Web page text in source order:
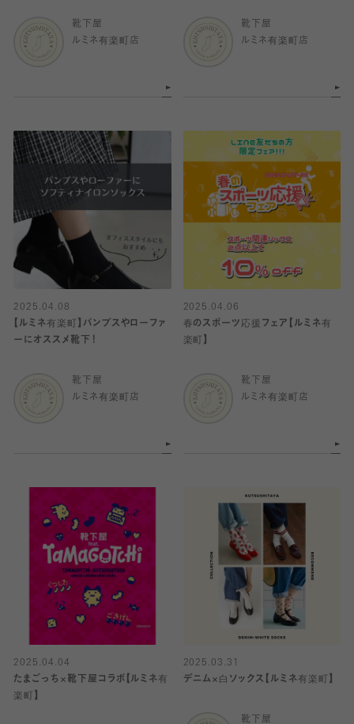
靴下屋
ルミネ有楽町店
靴下屋
ルミネ有楽町店
2025.04.08
【ルミネ有楽町】パンプスやローファ
ーにオススメ靴下！
靴下屋
ルミネ有楽町店
2025.04.06
春のスポーツ応援フェア【ルミネ有
楽町】
靴下屋
ルミネ有楽町店
2025.04.04
たまごっち×靴下屋コラボ【ルミネ有
楽町】
2025.03.31
デニム×白ソックス【ルミネ有楽町】
靴下屋